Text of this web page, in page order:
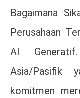
Bagaimana
Perusahaan
AI
Asia/Pasifik
komitmen